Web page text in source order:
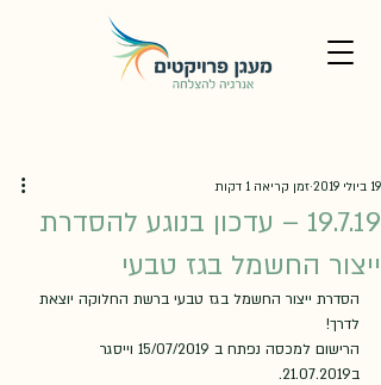
19.7.19 – עדכון בנוגע להסדרת
ייצור החשמל בגז טבעי
19 ביולי 2019 זמן קריאה 1 דקות
הסדרת ייצור החשמל בגז טבעי ברשת החלוקה יוצאת
לדרך!
הרישום למכסה נפתח ב 15/07/2019 וייסגר
ב21.07.2019.